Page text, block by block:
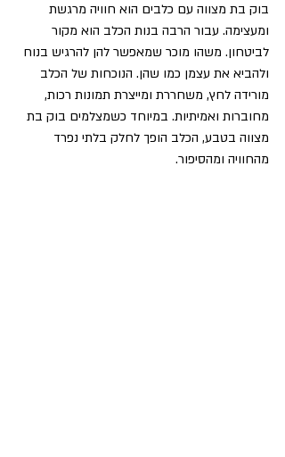
בוק בת מצווה עם כלבים הוא חוויה מרגשת
ומעצימה. עבור הרבה בנות הכלב הוא מקור
לביטחון. משהו מוכר שמאפשר להן להרגיש בנוח
ולהביא את עצמן כמו שהן. הנוכחות של הכלב
מורידה לחץ, משחררת ומייצרת תמונות רכות,
מחוברות ואמיתיות. במיוחד כשמצלמים בוק בת
מצווה בטבע, הכלב הופך לחלק בלתי נפרד
מהחוויה ומהסיפור.